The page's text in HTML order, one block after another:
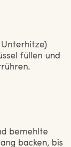
Unterhitze)
füllen und
bemehlte
backen, bis